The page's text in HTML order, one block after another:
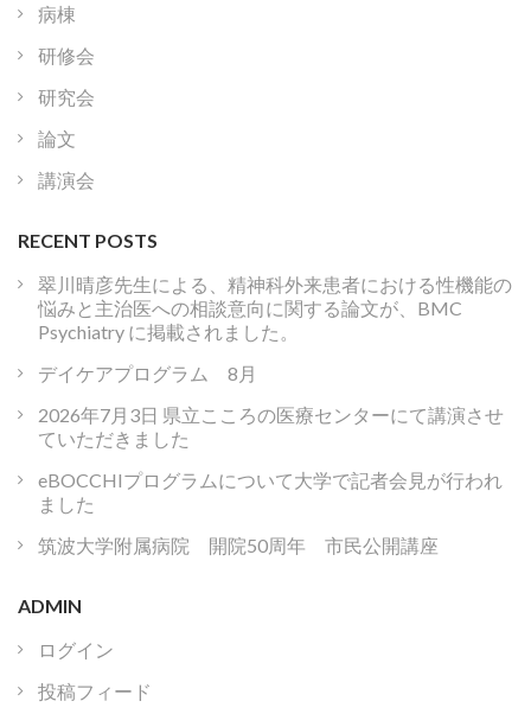
病棟
研修会
研究会
論文
講演会
RECENT POSTS
翠川晴彦先生による、精神科外来患者における性機能の
悩みと主治医への相談意向に関する論文が、BMC
Psychiatry に掲載されました。
デイケアプログラム 8月
2026年7月3日 県立こころの医療センターにて講演させ
ていただきました
eBOCCHIプログラムについて大学で記者会見が行われ
ました
筑波大学附属病院 開院50周年 市民公開講座
ADMIN
ログイン
投稿フィード